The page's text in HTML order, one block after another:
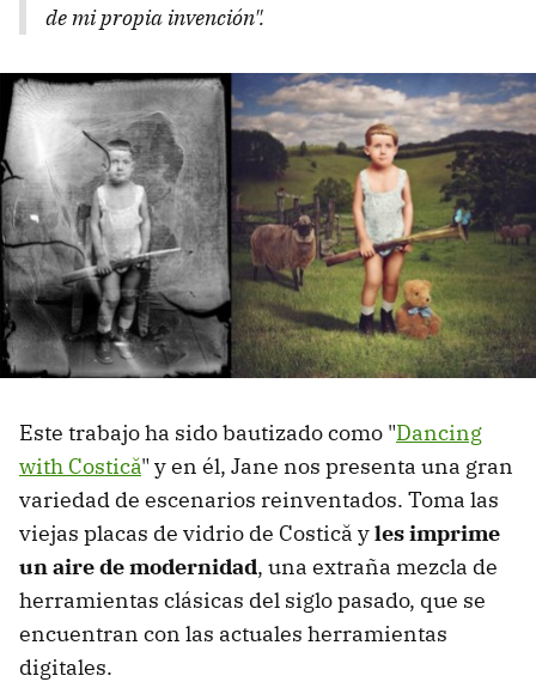
de mi propia invención".
Este trabajo ha sido bautizado como "Dancing
with Costică" y en él, Jane nos presenta una gran
variedad de escenarios reinventados. Toma las
viejas placas de vidrio de Costică yles imprime
un aire de modernidad, una extraña mezcla de
herramientas clásicas del siglo pasado, que se
encuentran con las actuales herramientas
digitales.